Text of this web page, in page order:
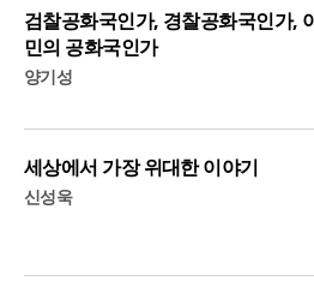
검찰공화국인가, 경찰공화국인가,
민의 공화국인가
양기성
세상에서 가장 위대한 이야기
신성욱